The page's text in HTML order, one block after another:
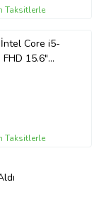
Taksitlerle
Core i5-
15.6"
Taksitlerle